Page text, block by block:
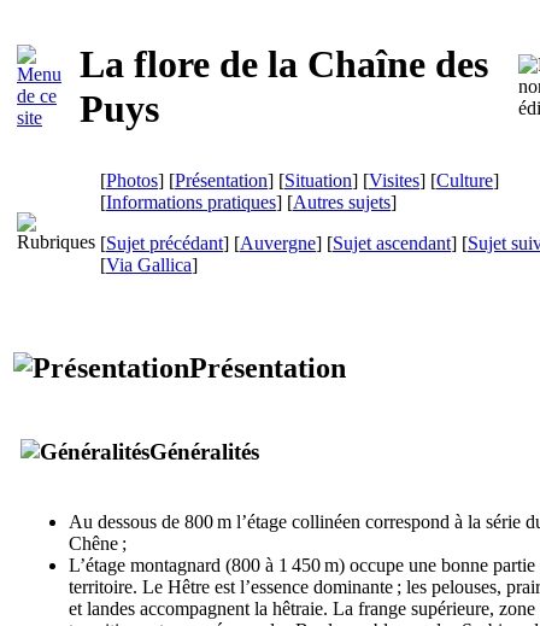
La flore de la Chaîne des
Puys
[Photos] [Présentation] [Situation] [Visites] [Culture]
[Informations pratiques] [Autres sujets]
[Sujet précédant] [Auvergne] [Sujet ascendant] [Sujet
[Via Gallica]
Présentation
Généralités
Au dessous de 800 m l’étage collinéen correspond à la série
Chêne ;
L’étage montagnard (800 à 1 450 m) occupe une bonne partie
territoire. Le Hêtre est l’essence dominante ; les pelouses,
et landes accompagnent la hêtraie. La frange supérieure, zone